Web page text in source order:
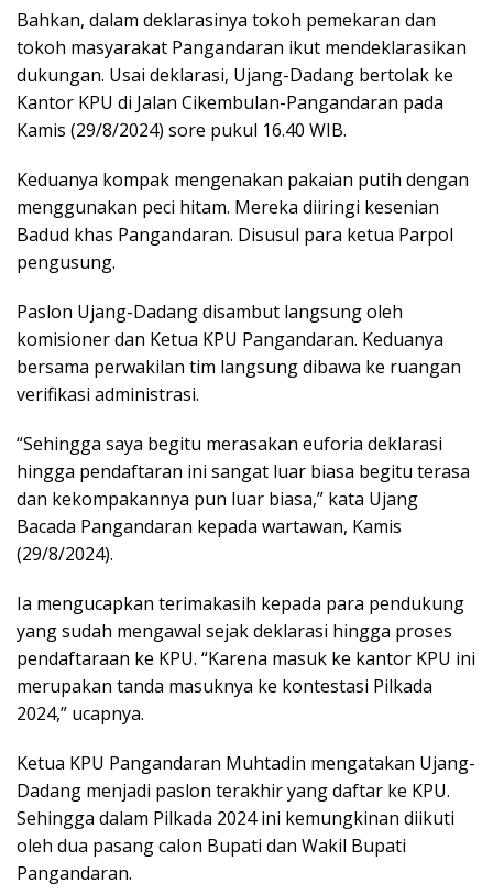
Bahkan, dalam deklarasinya tokoh pemekaran dan
tokoh masyarakat Pangandaran ikut mendeklarasikan
dukungan. Usai deklarasi, Ujang-Dadang bertolak ke
Kantor KPU di Jalan Cikembulan-Pangandaran pada
Kamis (29/8/2024) sore pukul 16.40 WIB.
Keduanya kompak mengenakan pakaian putih dengan
menggunakan peci hitam. Mereka diiringi kesenian
Badud khas Pangandaran. Disusul para ketua Parpol
pengusung.
Paslon Ujang-Dadang disambut langsung oleh
komisioner dan Ketua KPU Pangandaran. Keduanya
bersama perwakilan tim langsung dibawa ke ruangan
verifikasi administrasi.
“Sehingga saya begitu merasakan euforia deklarasi
hingga pendaftaran ini sangat luar biasa begitu terasa
dan kekompakannya pun luar biasa,” kata Ujang
Bacada Pangandaran kepada wartawan, Kamis
(29/8/2024).
Ia mengucapkan terimakasih kepada para pendukung
yang sudah mengawal sejak deklarasi hingga proses
pendaftaraan ke KPU. “Karena masuk ke kantor KPU ini
merupakan tanda masuknya ke kontestasi Pilkada
2024,” ucapnya.
Ketua KPU Pangandaran Muhtadin mengatakan Ujang-
Dadang menjadi paslon terakhir yang daftar ke KPU.
Sehingga dalam Pilkada 2024 ini kemungkinan diikuti
oleh dua pasang calon Bupati dan Wakil Bupati
Pangandaran.